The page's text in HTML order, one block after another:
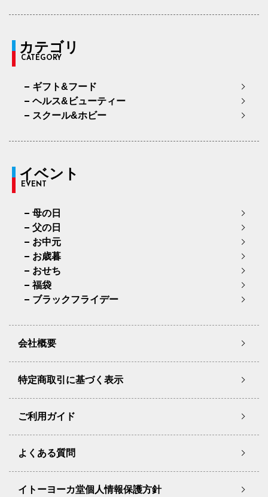
カテゴリ
CATEGORY
ギフト&フード
ヘルス&ビューティー
スクール&ホビー
イベント
EVENT
母の日
父の日
お中元
お歳暮
おせち
福袋
ブラックフライデー
会社概要
特定商取引に基づく表示
ご利用ガイド
よくある質問
イトーヨーカ堂個人情報保護方針